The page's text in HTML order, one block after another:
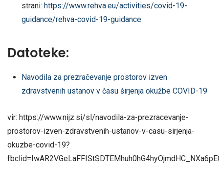
strani: https://www.rehva.eu/activities/covid-19-
guidance/rehva-covid-19-guidance
Datoteke:
Navodila za prezračevanje prostorov izven
zdravstvenih ustanov v času širjenja okužbe COVID-19
vir: https://www.nijz.si/sl/navodila-za-prezracevanje-
prostorov-izven-zdravstvenih-ustanov-v-casu-sirjenja-
okuzbe-covid-19?